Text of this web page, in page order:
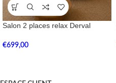
Salon 2 places relax Derval
€699,00